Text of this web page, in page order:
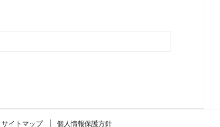
サイトマップ 個人情報保護方針